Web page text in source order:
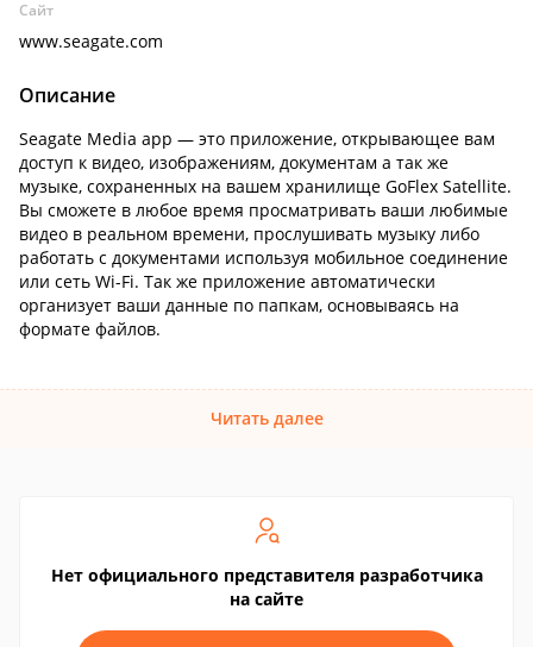
Сайт
www.seagate.com
Описание
Seagate Media app — это приложение, открывающее вам
доступ к видео, изображениям, документам а так же
музыке, сохраненных на вашем хранилище GoFlex Satellite.
Вы сможете в любое время просматривать ваши любимые
видео в реальном времени, прослушивать музыку либо
работать с документами используя мобильное соединение
или сеть Wi-Fi. Так же приложение автоматически
организует ваши данные по папкам, основываясь на
формате файлов.
Читать далее
Нет официального представителя разработчика
на сайте